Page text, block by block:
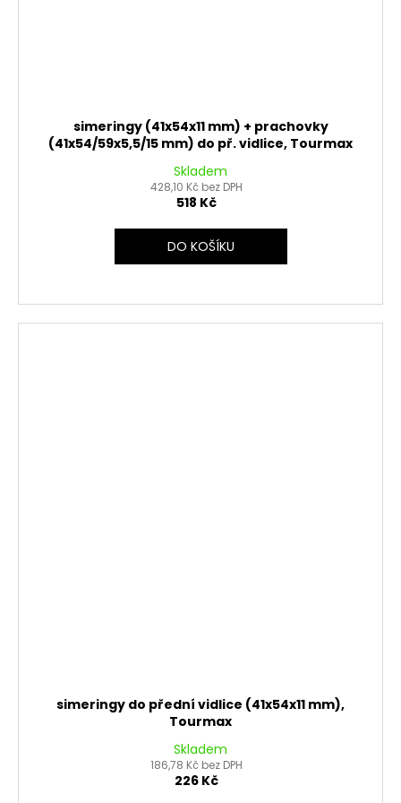
simeringy (41x54x11 mm) + prachovky
(41x54/59x5,5/15 mm) do př. vidlice, Tourmax
Skladem
428,10 Kč bez DPH
518 Kč
DO KOŠÍKU
simeringy do přední vidlice (41x54x11 mm),
Tourmax
Skladem
186,78 Kč bez DPH
226 Kč